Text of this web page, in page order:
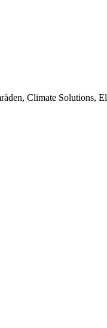
Climate Solutions,